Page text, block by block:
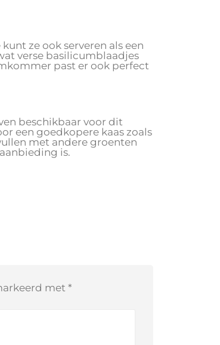
ze ook serveren als een
verse basilicumblaadjes
past er ook perfect
beschikbaar voor dit
een goedkopere kaas zoals
met andere groenten
is.
met *